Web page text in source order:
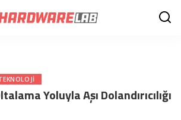
Yoluyla Aşı Dolandırıcılığı